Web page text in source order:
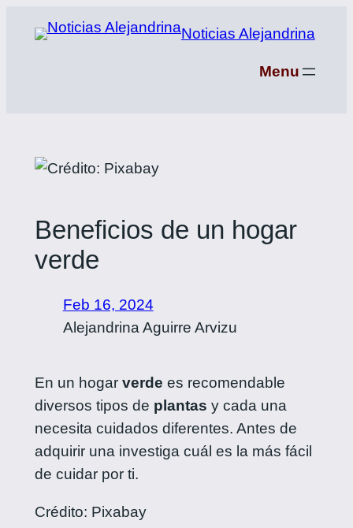
Noticias Alejandrina
Menu
Beneficios de un hogar
verde
Feb 16, 2024
Alejandrina Aguirre Arvizu
En un hogar verde es recomendable
diversos tipos de plantas y cada una
necesita cuidados diferentes. Antes de
adquirir una investiga cuál es la más fácil
de cuidar por ti.
Crédito: Pixabay